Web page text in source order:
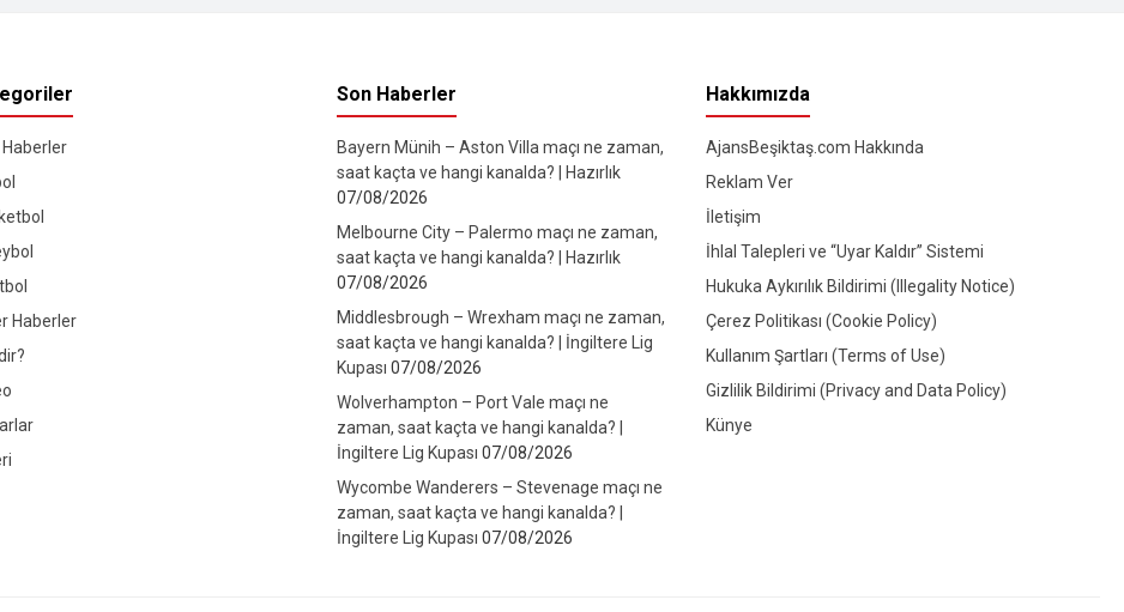
Haberler
Son Haberler
Bayern Münih – Aston Villa maçı ne zaman,
saat kaçta ve hangi kanalda? | Hazırlık
07/08/2026
Melbourne City – Palermo maçı ne zaman,
saat kaçta ve hangi kanalda? | Hazırlık
07/08/2026
Middlesbrough – Wrexham maçı ne zaman,
saat kaçta ve hangi kanalda? | İngiltere Lig
Kupası 07/08/2026
Wolverhampton – Port Vale maçı ne
zaman, saat kaçta ve hangi kanalda? |
İngiltere Lig Kupası 07/08/2026
Wycombe Wanderers – Stevenage maçı ne
zaman, saat kaçta ve hangi kanalda? |
İngiltere Lig Kupası 07/08/2026
Hakkımızda
AjansBeşiktaş.com Hakkında
Reklam Ver
İletişim
İhlal Talepleri ve “Uyar Kaldır” Sistemi
Hukuka Aykırılık Bildirimi (Illegality Notice)
Çerez Politikası (Cookie Policy)
Kullanım Şartları (Terms of Use)
Gizlilik Bildirimi (Privacy and Data Policy)
Künye